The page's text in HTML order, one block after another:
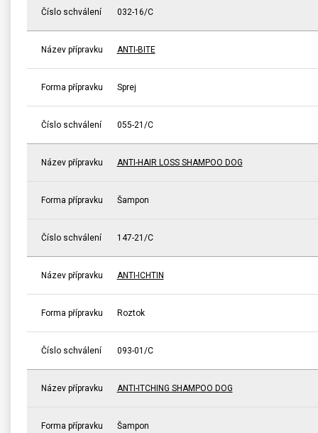
Číslo schválení 032-16/C
Název přípravku ANTI-BITE
Forma přípravku Sprej
Číslo schválení 055-21/C
Název přípravku ANTI-HAIR LOSS SHAMPOO DOG
Forma přípravku Šampon
Číslo schválení 147-21/C
Název přípravku ANTI-ICHTIN
Forma přípravku Roztok
Číslo schválení 093-01/C
Název přípravku ANTI-ITCHING SHAMPOO DOG
Forma přípravku Šampon